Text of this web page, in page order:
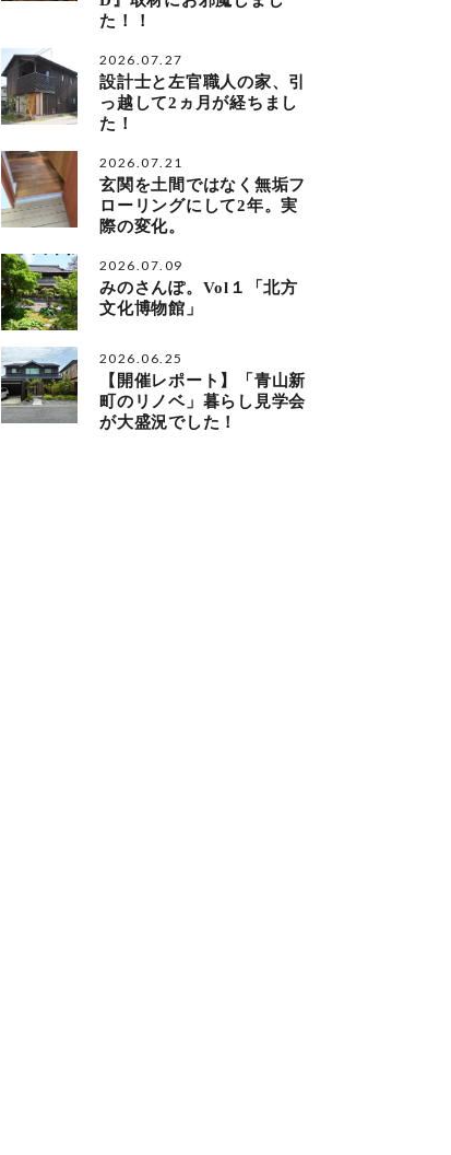
た！！
2026.07.27
設計士と左官職人の家、引
っ越して2ヵ月が経ちまし
た！
2026.07.21
玄関を土間ではなく無垢フ
ローリングにして2年。実
際の変化。
2026.07.09
みのさんぽ。Vol１「北方
文化博物館」
2026.06.25
【開催レポート】「青山新
町のリノベ」暮らし見学会
が大盛況でした！